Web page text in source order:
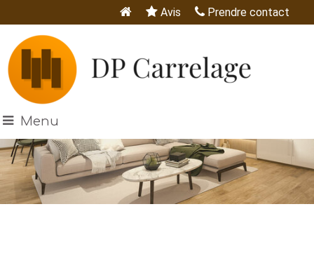
Avis Prendre contact
Menu